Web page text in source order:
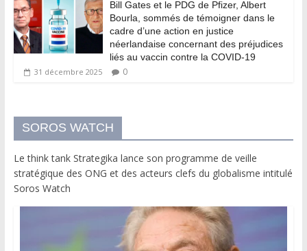
Bill Gates et le PDG de Pfizer, Albert
Bourla, sommés de témoigner dans le
cadre d’une action en justice
néerlandaise concernant des préjudices
liés au vaccin contre la COVID-19
31 décembre 2025 0
SOROS WATCH
Le think tank Strategika lance son programme de veille
stratégique des ONG et des acteurs clefs du globalisme intitulé
Soros Watch